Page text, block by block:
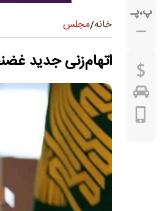
پ،پـ
خانه/مجلس
اتهام‌زنی جدید